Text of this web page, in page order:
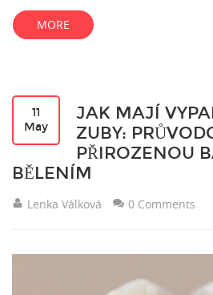
MORE
11
May
JAK MAJÍ
ZUBY:
PŘIROZENOU
BĚLENÍM
Lenka Válková 0 Comments